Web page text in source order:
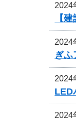
2024
【
2024
ぎふ
2024
LED
2024